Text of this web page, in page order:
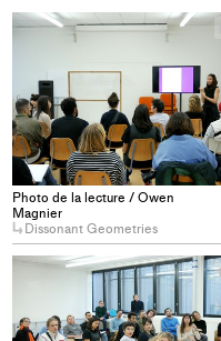
Photo de la lecture / Owen
Magnier
Dissonant Geometries